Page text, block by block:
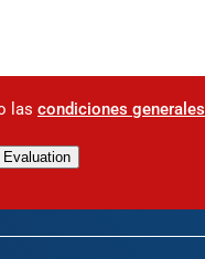
las condiciones generales
Evaluation